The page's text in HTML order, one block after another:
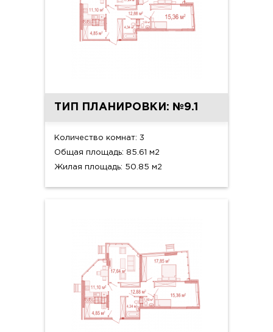
ТИП ПЛАНИРОВКИ: №9.1
Количество комнат: 3
Общая площадь: 85.61 м2
Жилая площадь: 50.85 м2